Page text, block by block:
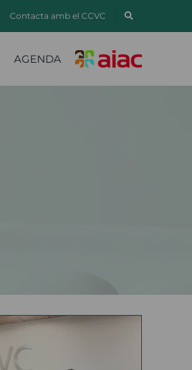
Contacta amb el CCVC
AGENDA